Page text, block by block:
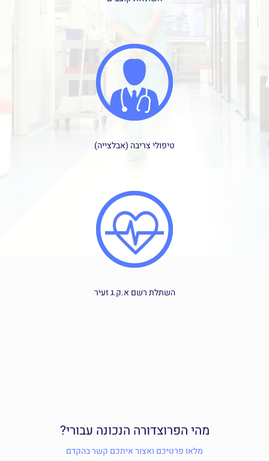
טיפולי צריבה (אבלצייה)
השתלת רשם א.ק.ג זעיר
מהי הפרוצדורה הנכונה עבורי?
מלאו פרטיכם ואצור איתכם קשר בהקדם